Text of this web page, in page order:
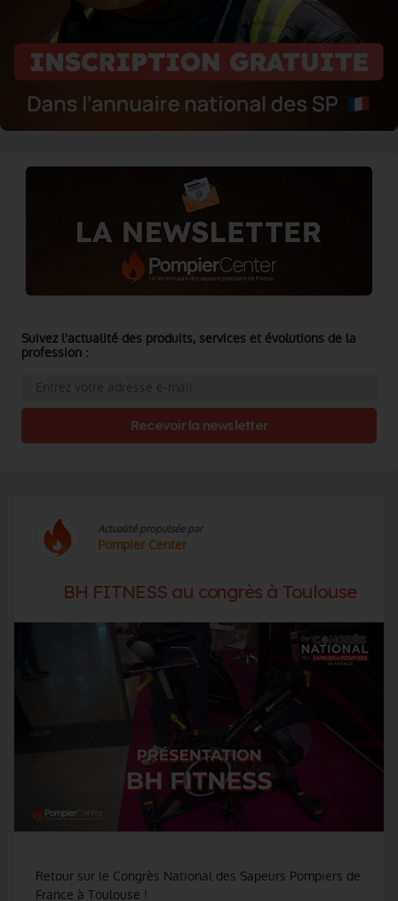
Actualité propulsée par
Pompier Center
BH FITNESS au congrès à Toulouse
Retour sur le Congrès National des Sapeurs Pompiers de
France à Toulouse !
Suivez l'actualité des produits, services et évolutions de la
profession :
Recevoir la newsletter